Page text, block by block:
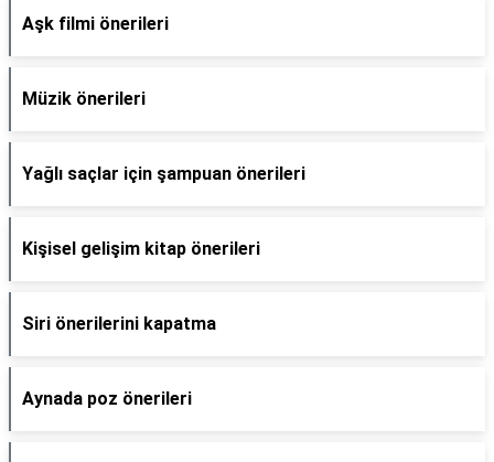
Aşk filmi önerileri
Müzik önerileri
Yağlı saçlar için şampuan önerileri
Kişisel gelişim kitap önerileri
Siri önerilerini kapatma
Aynada poz önerileri